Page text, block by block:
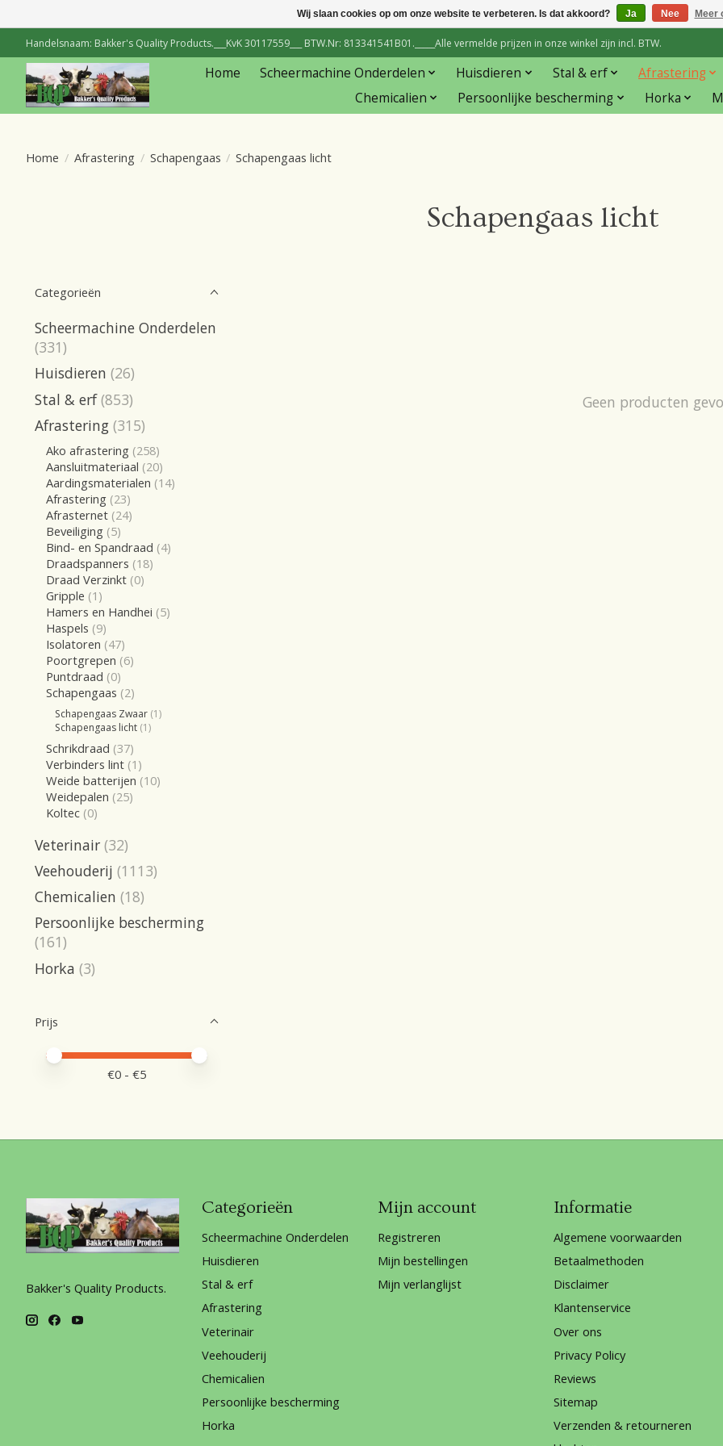
Handelsnaam: Bakker's Quality Products.___KvK 30117559___ BTW.Nr: 813341541B01._____Alle vermelde prijzen in onze winkel zijn incl. BTW.
Home Scheermachine Onderdelen Huisdieren Stal & erf Afrastering
Chemicalien
Persoonlijke bescherming Horka
Home / Afrastering / Schapengaas / Schapengaas licht
Schapengaas licht
Categorieën
Scheermachine Onderdelen
(331)
Huisdieren (26)
Stal & erf (853)
Afrastering (315)
Ako afrastering (258)
Aansluitmateriaal (20)
Aardingsmaterialen (14)
Afrastering (23)
Afrasternet (24)
Beveiliging (5)
Bind- en Spandraad (4)
Draadspanners (18)
Draad Verzinkt (0)
Gripple (1)
Hamers en Handhei (5)
Haspels (9)
Isolatoren (47)
Poortgrepen (6)
Puntdraad (0)
Schapengaas (2)
Schapengaas Zwaar (1)
Schapengaas licht (1)
Schrikdraad (37)
Verbinders lint (1)
Weide batterijen (10)
Weidepalen (25)
Koltec (0)
Veterinair (32)
Veehouderij (1113)
Chemicalien (18)
Persoonlijke bescherming
(161)
Horka (3)
Prijs
Minimale prijswaarde
Price maximum value
€0 - €5
Geen producten
Bakker's Quality Products.
Categorieën
Scheermachine Onderdelen
Huisdieren
Stal & erf
Afrastering
Veterinair
Veehouderij
Chemicalien
Persoonlijke bescherming
Horka
Mijn account
Registreren
Mijn bestellingen
Mijn verlanglijst
Informatie
Algemene voorwaarden
Betaalmethoden
Disclaimer
Klantenservice
Over ons
Privacy Policy
Reviews
Sitemap
Verzenden & retourneren
Wij slaan cookies op om onze website te verbeteren. Is dat akkoord? Ja Nee Meer